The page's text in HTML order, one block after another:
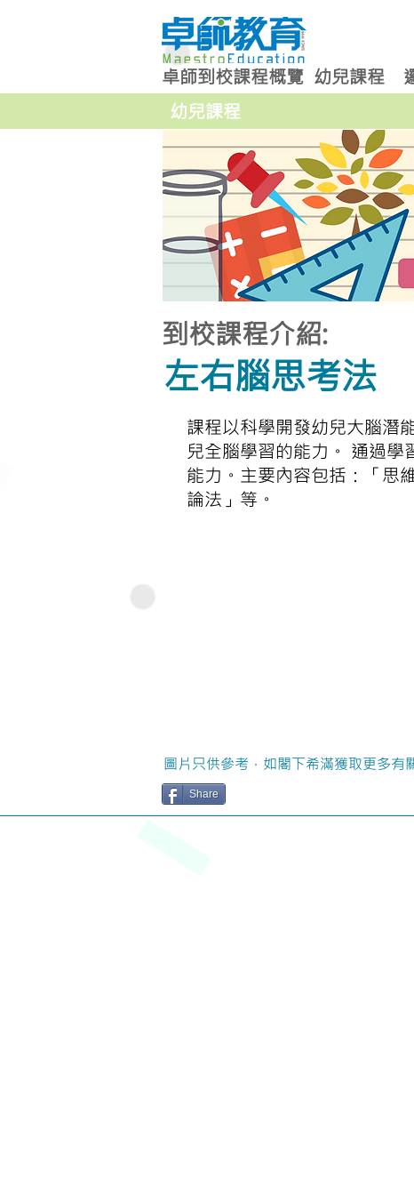
卓師到校課程概覽 幼兒課程
幼兒課程
到校課程介紹:
左右腦思考法
課程以科學開發幼兒大腦潛
兒全腦學習的能力。 通過
能力。主要內容包括：「思
論法」等。
圖片只供參考，如閣下希滿獲取更多有
Share